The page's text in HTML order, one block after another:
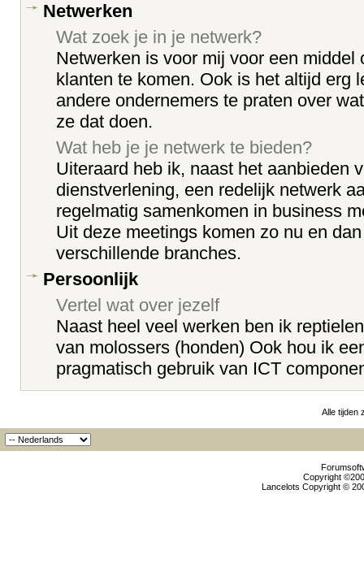
Netwerken
Wat zoek je in je netwerk?
Netwerken is voor mij voor een middel
klanten te komen. Ook is het altijd erg
andere ondernemers te praten over
ze dat doen.
Wat heb je je netwerk te bieden?
Uiteraard heb ik, naast het aanbieden
dienstverlening, een redelijk netwerk
regelmatig samenkomen in business
Uit deze meetings komen zo nu en
verschillende branches.
Persoonlijk
Vertel wat over jezelf
Naast heel veel werken ben ik
van molossers (honden) Ook hou ik
pragmatisch gebruik van ICT
Alle tijden
Copyright
Lancelots Copyright ©